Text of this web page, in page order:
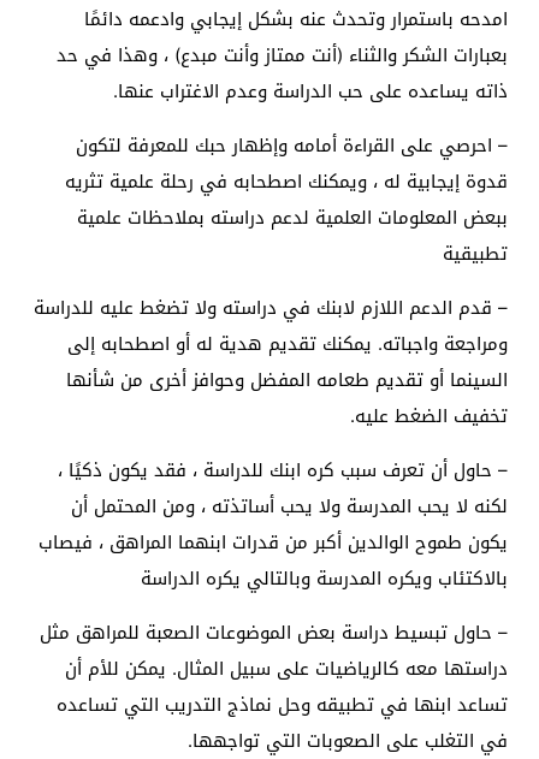
امدحه باستمرار وتحدث عنه بشكل إيجابي وادعمه دائمًا
بعبارات الشكر والثناء (أنت ممتاز وأنت مبدع) ، وهذا في حد
ذاته يساعده على حب الدراسة وعدم الاغتراب عنها.
– احرصي على القراءة أمامه وإظهار حبك للمعرفة لتكون
قدوة إيجابية له ، ويمكنك اصطحابه في رحلة علمية تثريه
ببعض المعلومات العلمية لدعم دراسته بملاحظات علمية
تطبيقية
– قدم الدعم اللازم لابنك في دراسته ولا تضغط عليه للدراسة
ومراجعة واجباته. يمكنك تقديم هدية له أو اصطحابه إلى
السينما أو تقديم طعامه المفضل وحوافز أخرى من شأنها
تخفيف الضغط عليه.
– حاول أن تعرف سبب كره ابنك للدراسة ، فقد يكون ذكيًا ،
لكنه لا يحب المدرسة ولا يحب أساتذته ، ومن المحتمل أن
يكون طموح الوالدين أكبر من قدرات ابنهما المراهق ، فيصاب
بالاكتئاب ويكره المدرسة وبالتالي يكره الدراسة
– حاول تبسيط دراسة بعض الموضوعات الصعبة للمراهق مثل
دراستها معه كالرياضيات على سبيل المثال. يمكن للأم أن
تساعد ابنها في تطبيقه وحل نماذج التدريب التي تساعده
في التغلب على الصعوبات التي تواجهها.